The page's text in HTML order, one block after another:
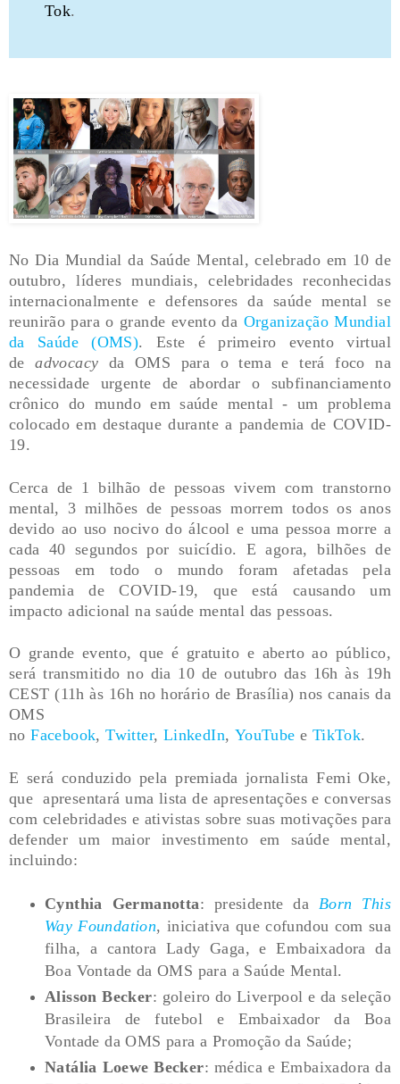
Tok.
No Dia Mundial da Saúde Mental, celebrado em 10 de
outubro, líderes mundiais, celebridades reconhecidas
internacionalmente e defensores da saúde mental se
reunirão para o grande evento da Organização Mundial
da Saúde (OMS). Este é primeiro evento virtual
deadvocacy da OMS para o tema e terá foco na
necessidade urgente de abordar o subfinanciamento
crônico do mundo em saúde mental - um problema
colocado em destaque durante a pandemia de COVID-
19.
Cerca de 1 bilhão de pessoas vivem com transtorno
mental, 3 milhões de pessoas morrem todos os anos
devido ao uso nocivo do álcool e uma pessoa morre a
cada 40 segundos por suicídio. E agora, bilhões de
pessoas em todo o mundo foram afetadas pela
pandemia de COVID-19, que está causando um
impacto adicional na saúde mental das pessoas.
O grande evento, que é gratuito e aberto ao público,
será transmitido no dia 10 de outubro das 16h às 19h
CEST (11h às 16h no horário de Brasília) nos canais da
OMS
noFacebook,Twitter, LinkedIn, YouTube e TikTok.
E será conduzido pela premiada jornalista Femi Oke,
que apresentará uma lista de apresentações e conversas
com celebridades e ativistas sobre suas motivações para
defender um maior investimento em saúde mental,
incluindo:
Cynthia Germanotta: presidente da Born This
Way Foundation, iniciativa que cofundou com sua
filha, a cantora Lady Gaga, e Embaixadora da
Boa Vontade da OMS para a Saúde Mental.
Alisson Becker: goleiro do Liverpool e da seleção
Brasileira de futebol e Embaixador da Boa
Vontade da OMS para a Promoção da Saúde;
Natália Loewe Becker: médica e Embaixadora da